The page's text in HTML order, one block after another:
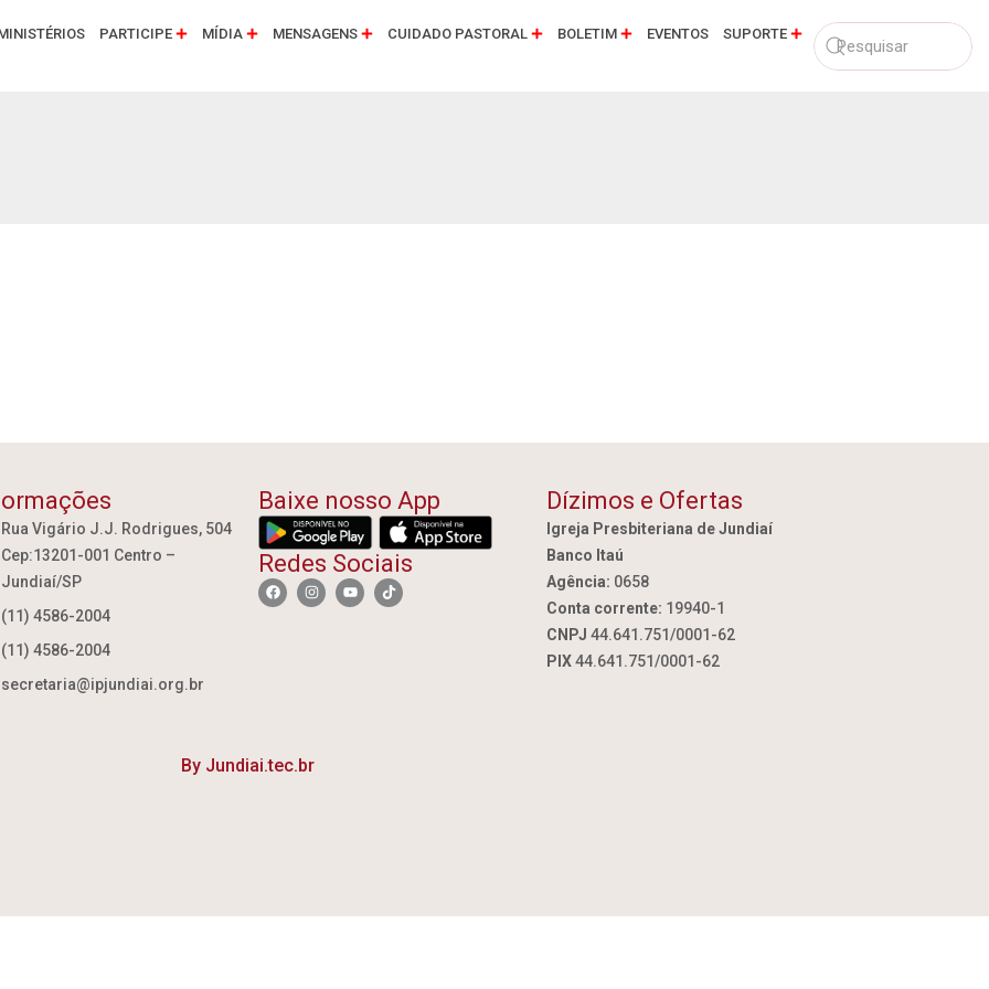
PARTICIPE MÍDIA MENSAGENS CUIDADO PASTORAL BOLETIM EVENTOS SUPORTE
Rua Vigário J.J. Rodrigues, 504
Cep:13201-001 Centro –
Jundiaí/SP
(11) 4586-2004
(11) 4586-2004
secretaria@ipjundiai.org.br
Baixe nosso App
Redes Sociais
Dízimos e Ofertas
Igreja Presbiteriana de Jundiaí
Banco Itaú
Agência: 0658
Conta corrente: 19940-1
CNPJ 44.641.751/0001-62
PIX44.641.751/0001-62
By Jundiai.tec.br